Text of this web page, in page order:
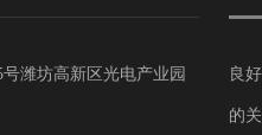
潍坊高新区光电产业园 良
的